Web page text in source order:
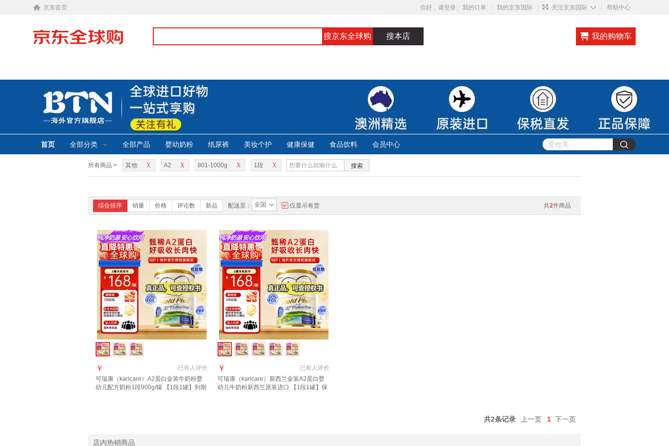
京东首页 你好，请登录 我的订单 我的京东国际 关注京东国际 ◇ 帮助中心
搜京东全球购 搜本店 我的购物车
首页 全部分类 全部产品 婴幼奶粉 纸尿裤 美妆个护 健康保健 食品饮料 会员中心
所有商品 > X
其他 X
A2 X
801-1000g X
1段 搜索
共2件商品
综合排序 销量 价格 评论数 新品 配送至： 全国 仅显示有货
已有人评价
￥
可瑞康（karicare）A2蛋白金装牛奶粉婴
幼儿配方奶粉1段900g/罐 【1段1罐】到期
已有人评价
￥
可瑞康（karicare）新西兰金装A2蛋白婴
幼儿牛奶粉新西兰原装进口 【1段1罐】保
共2条记录 上一页 1 下一页
店内热销商品